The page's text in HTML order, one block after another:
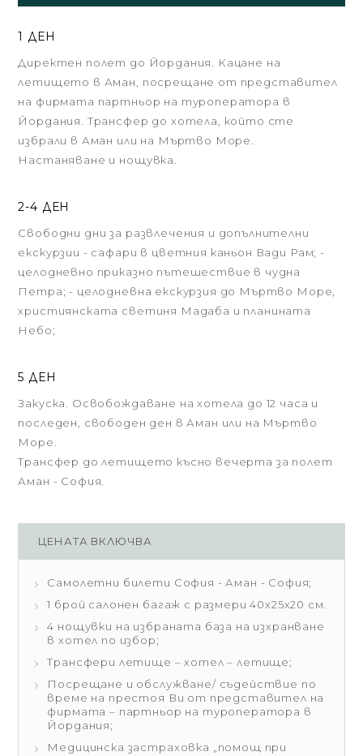
1 ДЕН
Директен полет до Йордания. Кацане на
летището в Аман, посрещане от представител
на фирмата партньор на туроператора в
Йордания. Трансфер до хотела, който сте
избрали в Аман или на Мъртво Море.
Настаняване и нощувка.
2-4 ДЕН
Свободни дни за развлечения и допълнителни
екскурзии - сафари в цветния каньон Вади Рам; -
целодневно приказно пътешествие в чудна
Петра; - целодневна екскурзия до Мъртво Море,
християнската светиня Мадаба и планината
Небо;
5 ДЕН
Закуска. Освобождаване на хотела до 12 часа и
последен, свободен ден в Аман или на Мъртво
Море.
Трансфер до летището късно вечерта за полет
Аман - София.
ЦЕНАТА ВКЛЮЧВА
Самолетни билети София - Аман - София;
1 брой салонен багаж с размери 40х25х20 см.
4 нощувки на избраната база на изхранване
в хотел по избор;
Трансфери летище – хотел – летище;
Посрещане и обслужване/ съдействие по
време на престоя Ви от представител на
фирмата – партньор на туроператора в
Йордания;
Медицинска застраховка „помощ при